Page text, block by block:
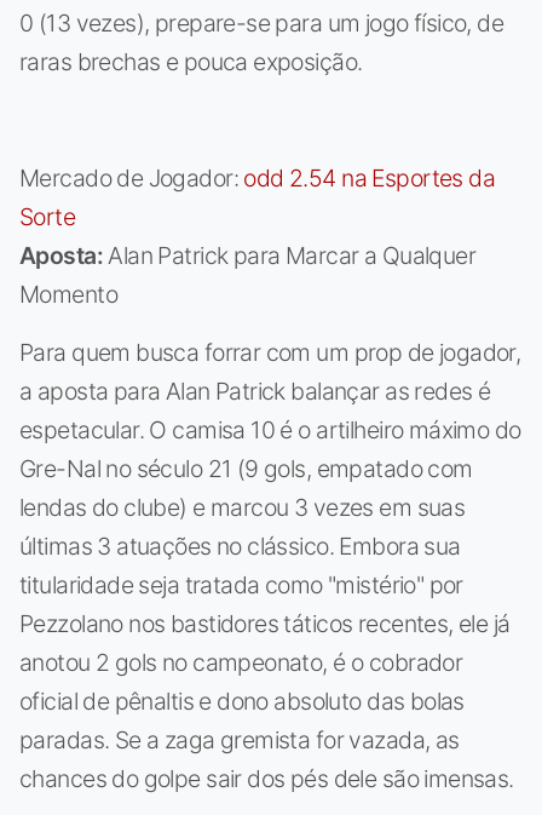
0 (13 vezes), prepare-se para um jogo físico, de
raras brechas e pouca exposição.
Mercado de Jogador: odd 2.54 na Esportes da
Sorte
Aposta:Alan Patrick para Marcar a Qualquer
Momento
Para quem busca forrar com um prop de jogador,
a aposta para Alan Patrick balançar as redes é
espetacular. O camisa 10 é o artilheiro máximo do
Gre-Nal no século 21 (9 gols, empatado com
lendas do clube) e marcou 3 vezes em suas
últimas 3 atuações no clássico. Embora sua
titularidade seja tratada como "mistério" por
Pezzolano nos bastidores táticos recentes, ele já
anotou 2 gols no campeonato, é o cobrador
oficial de pênaltis e dono absoluto das bolas
paradas. Se a zaga gremista for vazada, as
chances do golpe sair dos pés dele são imensas.